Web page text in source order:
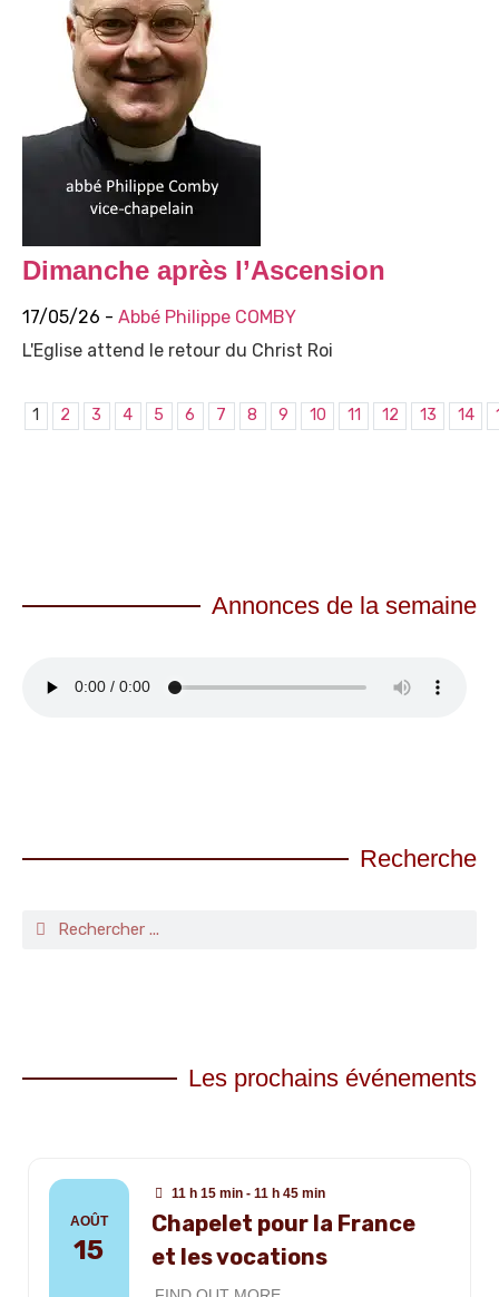
Dimanche après l’Ascension
17/05/26 - Abbé Philippe COMBY
L'Eglise attend le retour du Christ Roi
1 2 3 4 5 6 7 8 9 10 11 12 13 14
Annonces de la semaine
Recherche
Les prochains événements
AOÛT
15
11 h 15 min - 11 h 45 min
Chapelet pour la France
et les vocations